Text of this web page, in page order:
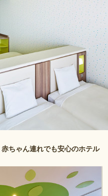
ちゃん連れでも安心のホテル